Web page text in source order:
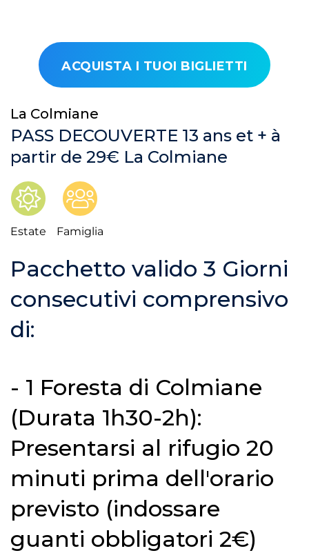
ACQUISTA I TUOI BIGLIETTI
La Colmiane
PASS DECOUVERTE 13 ans et + à
partir de 29€ La Colmiane
Estate Famiglia
Pacchetto valido 3 Giorni
consecutivi comprensivo
di:
- 1 Foresta di Colmiane
(Durata 1h30-2h):
Presentarsi al rifugio 20
minuti prima dell'orario
previsto (indossare
guanti obbligatori 2€)